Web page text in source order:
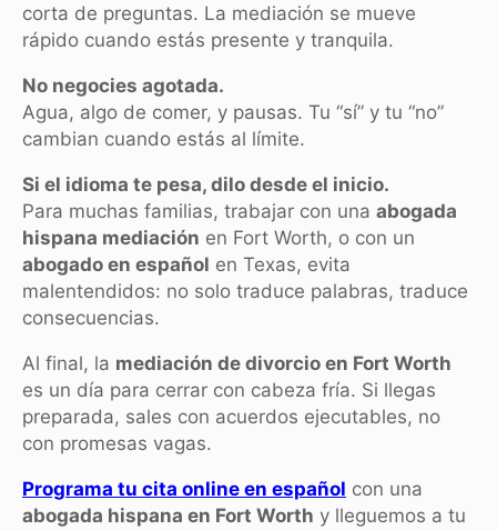
corta de preguntas. La mediación se mueve
rápido cuando estás presente y tranquila.
No negocies agotada.
Agua, algo de comer, y pausas. Tu “sí” y tu “no”
cambian cuando estás al límite.
Si el idioma te pesa, dilo desde el inicio.
Para muchas familias, trabajar con una abogada
hispana mediación en Fort Worth, o con un
abogado en español en Texas, evita
malentendidos: no solo traduce palabras, traduce
consecuencias.
Al final, la mediación de divorcio en Fort Worth
es un día para cerrar con cabeza fría. Si llegas
preparada, sales con acuerdos ejecutables, no
con promesas vagas.
Programa tu cita online en español con una
abogada hispana en Fort Worth y lleguemos a tu